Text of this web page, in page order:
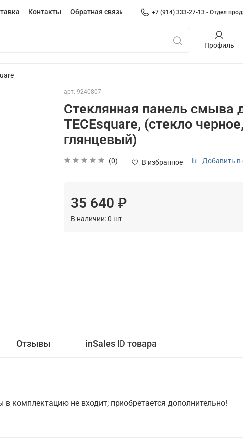
Контакты Обратная связь +7 (914) 333-27-13 - Отдел
Профиль
арт. 9240807
Стеклянная панель смыва
TECEsquare, (стекло
глянцевый)
(0) В избранное Добавить в
35 640 ₽
В наличии:0 шт
Отзывы inSales ID товара
комплектацию не входит; приобретается дополнительно!